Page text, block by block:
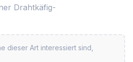
Drahtkäfig-
dieser Art interessiert sind,